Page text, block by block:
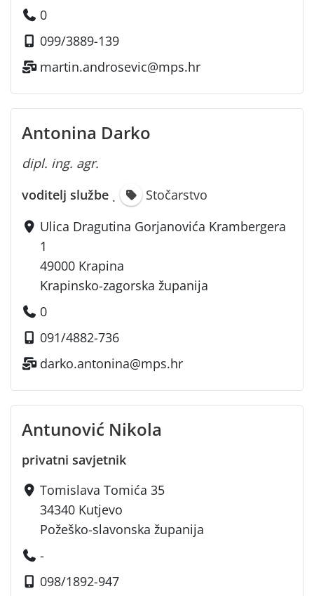
0
099/3889-139
martin.androsevic@mps.hr
Antonina Darko
dipl. ing. agr.
voditelj službe ·
Stočarstvo
Ulica Dragutina Gorjanovića Krambergera
1
49000 Krapina
Krapinsko-zagorska županija
0
091/4882-736
darko.antonina@mps.hr
Antunović Nikola
privatni savjetnik
Tomislava Tomića 35
34340 Kutjevo
Požeško-slavonska županija
-
098/1892-947